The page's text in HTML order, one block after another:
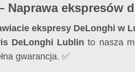
– Naprawa ekspresów
ekspresy DeLonghi w
DeLonghi Lublin to nasza
gwarancja. ✅